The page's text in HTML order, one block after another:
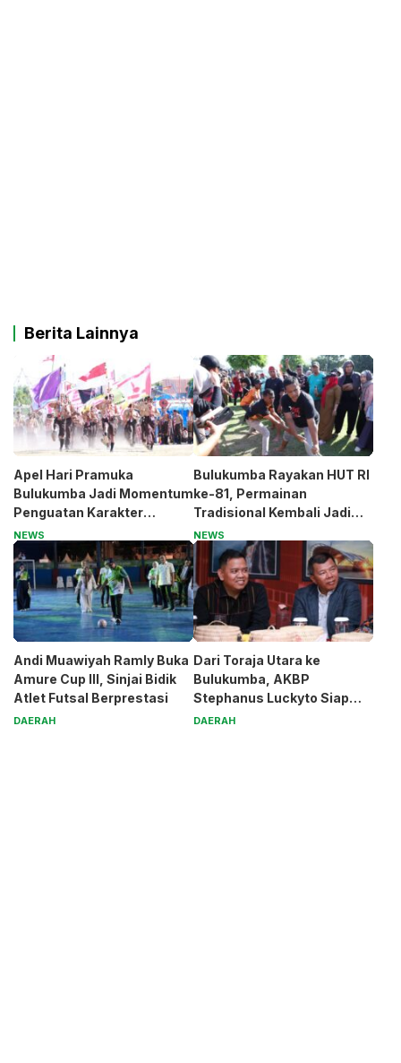
Berita Lainnya
Apel Hari Pramuka
Bulukumba Jadi Momentum
Penguatan Karakter
Generasi Muda
NEWS
Bulukumba Rayakan HUT RI
ke-81, Permainan
Tradisional Kembali Jadi
Magnet
NEWS
Andi Muawiyah Ramly Buka
Amure Cup III, Sinjai Bidik
Atlet Futsal Berprestasi
DAERAH
Dari Toraja Utara ke
Bulukumba, AKBP
Stephanus Luckyto Siap
Jaga Kamtibmas
DAERAH